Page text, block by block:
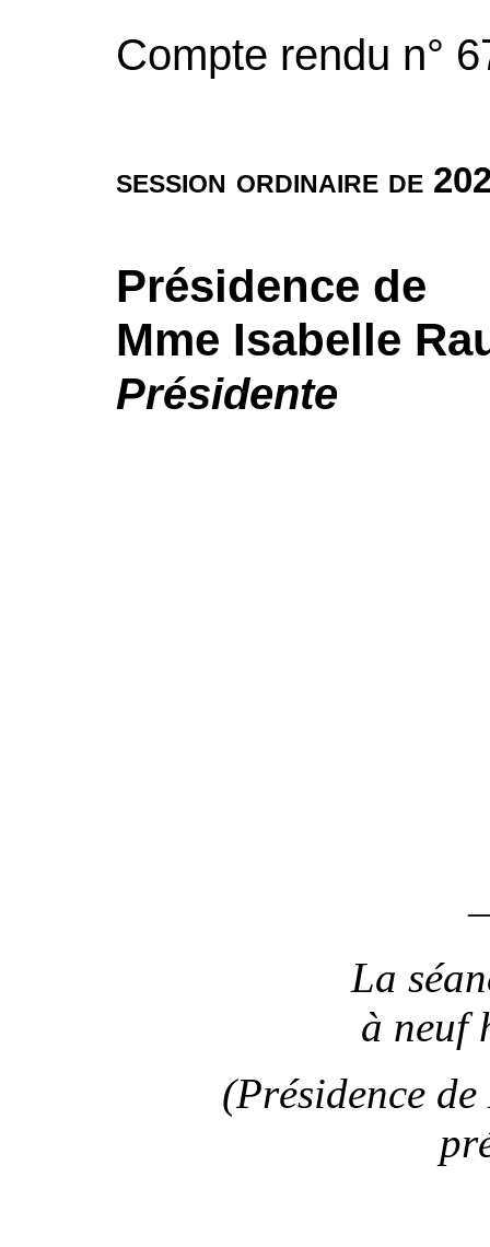
Compte rendu n°
session ordinaire de
Présidence de
Mme Isabelle
Présidente
La
à neuf
(Présidence de